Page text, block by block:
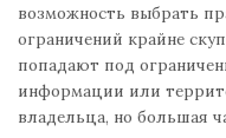
возможность выбрать
ограничений крайне
попадают под
информации или
владельца, но большая